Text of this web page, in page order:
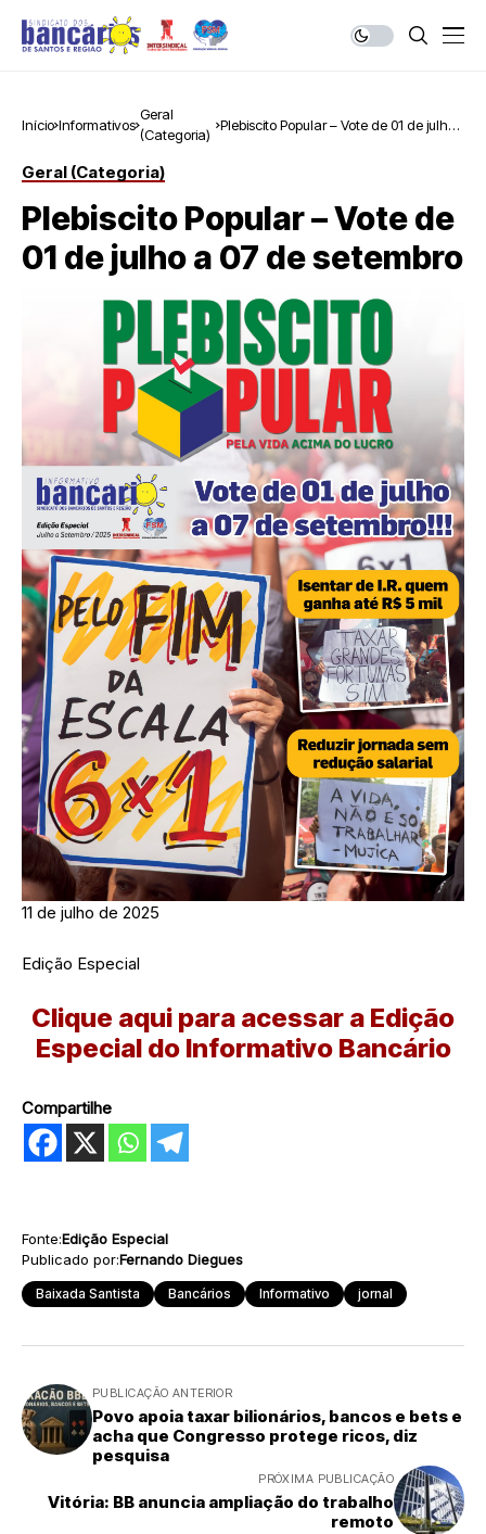
Início Informativos
Geral
(Categoria)
Plebiscito Popular – Vote de 01 de julho
Geral (Categoria)
Plebiscito Popular – Vote de
01 de julho a 07 de setembro
11 de julho de 2025
Edição Especial
Clique aqui para acessar a Edição
Especial do Informativo Bancário
Compartilhe
Fonte:Edição Especial
Publicado por:Fernando Diegues
Baixada Santista Bancários Informativo jornal
PUBLICAÇÃO ANTERIOR
Povo apoia taxar bilionários, bancos e bets e
acha que Congresso protege ricos, diz
pesquisa
PRÓXIMA PUBLICAÇÃO
Vitória: BB anuncia ampliação do trabalho
remoto